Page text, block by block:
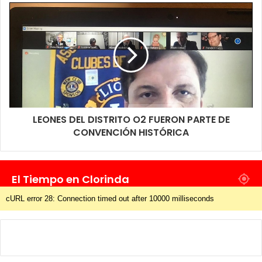
LEONES DEL DISTRITO O2 FUERON PARTE DE
CONVENCIÓN HISTÓRICA
El Tiempo en Clorinda
cURL error 28: Connection timed out after 10000 milliseconds